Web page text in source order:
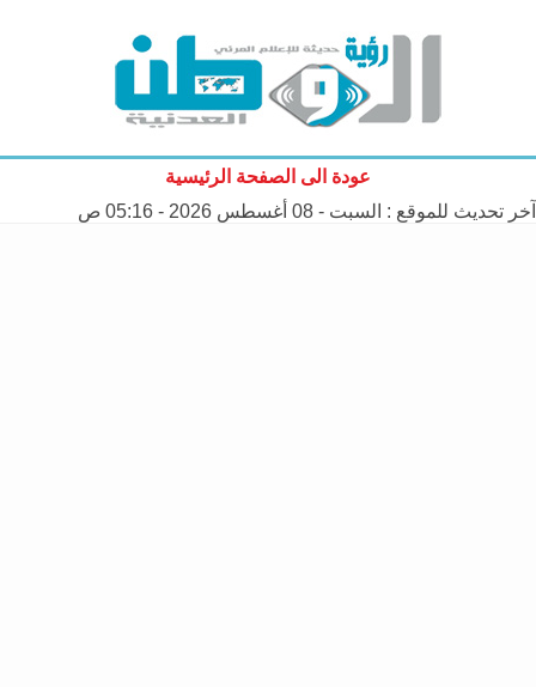
عودة الى الصفحة الرئيسية
آخر تحديث للموقع : السبت - 08 أغسطس 2026 - 05:16 ص